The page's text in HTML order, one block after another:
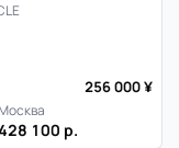
256 000 ¥
Москва
100 р.